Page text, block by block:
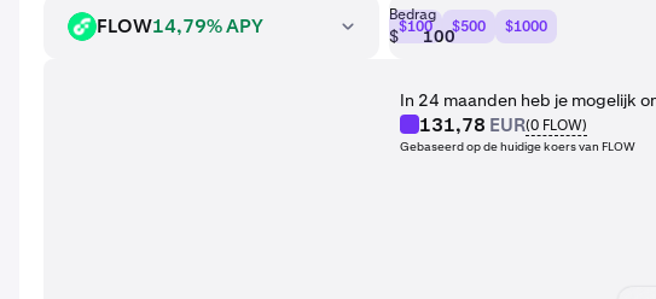
FLOW FLOW14,79% APY Bedrag
$$100 $500 $1000
In 24 maanden heb je mogelijk
131,78 EUR(0 FLOW)
Gebaseerd op de huidige koers van FLOW